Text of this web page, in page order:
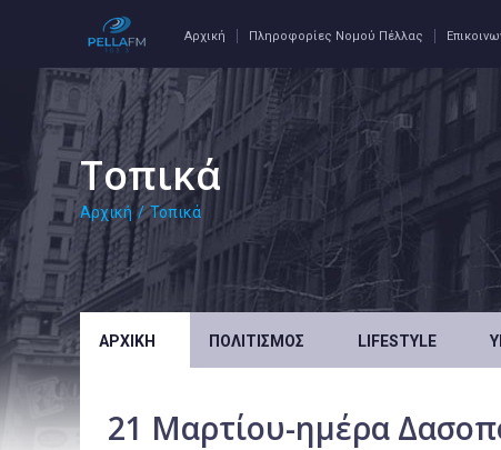
Αρχική Πληροφορίες Νομού Πέλλας
Τοπικά
Αρχική / Τοπικά
ΑΡΧΙΚΉ ΠΟΛΙΤΙΣΜΌΣ LIFESTYLE
21 Μαρτίου-ημέρα